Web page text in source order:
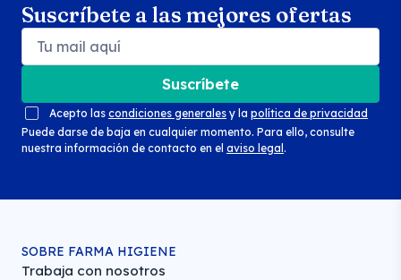
Suscríbete a las mejores ofertas
Suscríbete
Acepto las condiciones generales y la política de privacidad
Puede darse de baja en cualquier momento. Para ello, consulte
nuestra información de contacto en el aviso legal .
SOBRE FARMA HIGIENE
Trabaja con nosotros